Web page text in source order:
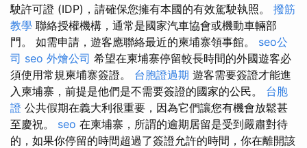
駛許可證 (IDP)，請確保您擁有本國的有效駕駛執照。 撥筋
教學 聯絡授權機構，通常是國家汽車協會或機動車輛部
門。 如需申請，遊客應聯絡最近的柬埔寨領事館。 seo公
司 seo 外燴公司 希望在柬埔寨停留較長時間的外國遊客必
須使用常規柬埔寨簽證。 台胞證過期 遊客需要簽證才能進
入柬埔寨，前提是他們是不需要簽證的國家的公民。 台胞
證 公共假期在義大利很重要，因為它們讓您有機會放鬆甚
至慶祝。 seo 在柬埔寨，所謂的逾期居留是受到嚴肅對待
的，如果你停留的時間超過了簽證允許的時間，你在離開該